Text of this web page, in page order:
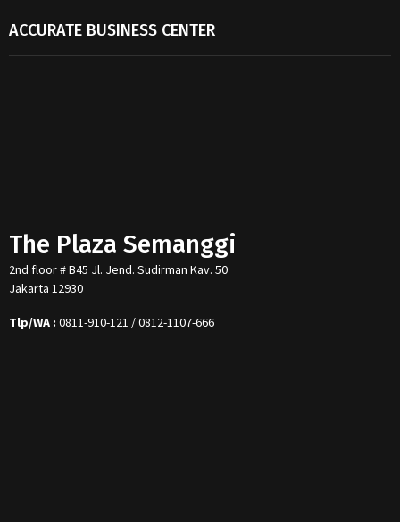
ACCURATE BUSINESS CENTER
The Plaza Semanggi
2nd floor # B45 Jl. Jend. Sudirman Kav. 50
Jakarta 12930
Tlp/WA : 0811-910-121 / 0812-1107-666